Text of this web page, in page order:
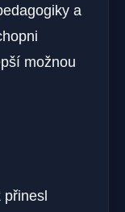
a
možnou
přinesl